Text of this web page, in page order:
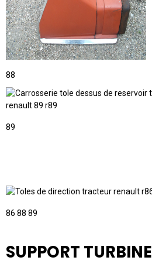
88
89
86 88 89
SUPPORT TURBINE